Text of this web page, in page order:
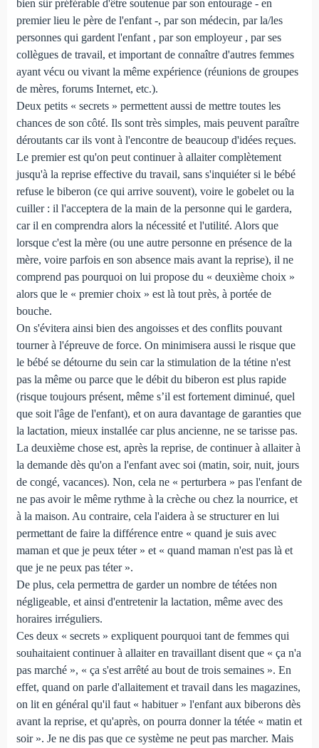
bien sûr préférable d'être soutenue par son entourage - en
premier lieu le père de l'enfant -, par son médecin, par la/les
personnes qui gardent l'enfant , par son employeur , par ses
collègues de travail, et important de connaître d'autres femmes
ayant vécu ou vivant la même expérience (réunions de groupes
de mères, forums Internet, etc.).
Deux petits « secrets » permettent aussi de mettre toutes les
chances de son côté. Ils sont très simples, mais peuvent paraître
déroutants car ils vont à l'encontre de beaucoup d'idées reçues.
Le premier est qu'on peut continuer à allaiter complètement
jusqu'à la reprise effective du travail, sans s'inquiéter si le bébé
refuse le biberon (ce qui arrive souvent), voire le gobelet ou la
cuiller : il l'acceptera de la main de la personne qui le gardera,
car il en comprendra alors la nécessité et l'utilité. Alors que
lorsque c'est la mère (ou une autre personne en présence de la
mère, voire parfois en son absence mais avant la reprise), il ne
comprend pas pourquoi on lui propose du « deuxième choix »
alors que le « premier choix » est là tout près, à portée de
bouche.
On s'évitera ainsi bien des angoisses et des conflits pouvant
tourner à l'épreuve de force. On minimisera aussi le risque que
le bébé se détourne du sein car la stimulation de la tétine n'est
pas la même ou parce que le débit du biberon est plus rapide
(risque toujours présent, même s’il est fortement diminué, quel
que soit l'âge de l'enfant), et on aura davantage de garanties que
la lactation, mieux installée car plus ancienne, ne se tarisse pas.
La deuxième chose est, après la reprise, de continuer à allaiter à
la demande dès qu'on a l'enfant avec soi (matin, soir, nuit, jours
de congé, vacances). Non, cela ne « perturbera » pas l'enfant de
ne pas avoir le même rythme à la crèche ou chez la nourrice, et
à la maison. Au contraire, cela l'aidera à se structurer en lui
permettant de faire la différence entre « quand je suis avec
maman et que je peux téter » et « quand maman n'est pas là et
que je ne peux pas téter ».
De plus, cela permettra de garder un nombre de tétées non
négligeable, et ainsi d'entretenir la lactation, même avec des
horaires irréguliers.
Ces deux « secrets » expliquent pourquoi tant de femmes qui
souhaitaient continuer à allaiter en travaillant disent que « ça n'a
pas marché », « ça s'est arrêté au bout de trois semaines ». En
effet, quand on parle d'allaitement et travail dans les magazines,
on lit en général qu'il faut « habituer » l'enfant aux biberons dès
avant la reprise, et qu'après, on pourra donner la tétée « matin et
soir ». Je ne dis pas que ce système ne peut pas marcher. Mais